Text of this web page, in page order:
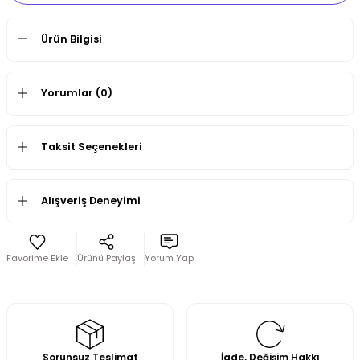
Ürün Bilgisi
Yorumlar (0)
Taksit Seçenekleri
Alışveriş Deneyimi
Ürünü Paylaş Yorum Yap